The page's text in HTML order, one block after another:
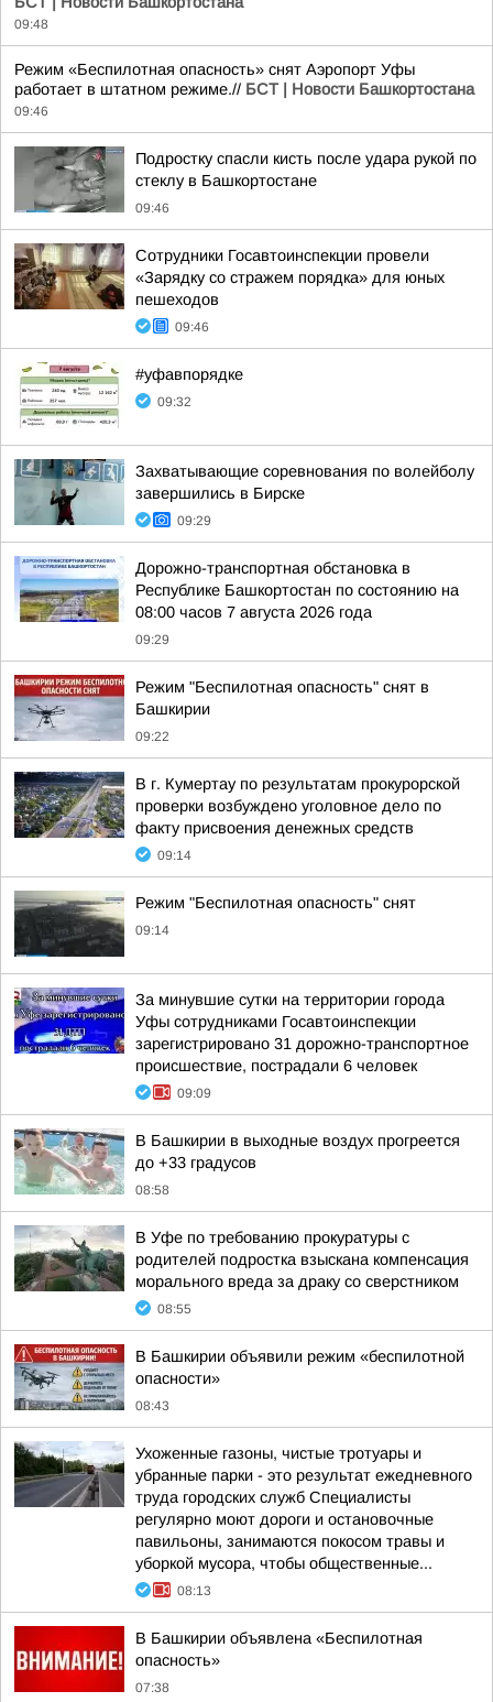
09:48
Режим «Беспилотная опасность» снят Аэропорт Уфы
работает в штатном режиме.// БСТ | Новости Башкортостана
09:46
Подростку спасли кисть после удара рукой по
стеклу в Башкортостане
09:46
Сотрудники Госавтоинспекции провели
«Зарядку со стражем порядка» для юных
пешеходов
09:46
#уфавпорядке
09:32
Захватывающие соревнования по волейболу
завершились в Бирске
09:29
Дорожно-транспортная обстановка в
Республике Башкортостан по состоянию на
08:00 часов 7 августа 2026 года
09:29
Режим "Беспилотная опасность" снят в
Башкирии
09:22
В г. Кумертау по результатам прокурорской
проверки возбуждено уголовное дело по
факту присвоения денежных средств
09:14
Режим "Беспилотная опасность" снят
09:14
За минувшие сутки на территории города
Уфы сотрудниками Госавтоинспекции
зарегистрировано 31 дорожно-транспортное
происшествие, пострадали 6 человек
09:09
В Башкирии в выходные воздух прогреется
до +33 градусов
08:58
В Уфе по требованию прокуратуры с
родителей подростка взыскана компенсация
морального вреда за драку со сверстником
08:55
В Башкирии объявили режим «беспилотной
опасности»
08:43
Ухоженные газоны, чистые тротуары и
убранные парки - это результат ежедневного
труда городских служб Специалисты
регулярно моют дороги и остановочные
павильоны, занимаются покосом травы и
уборкой мусора, чтобы общественные...
08:13
В Башкирии объявлена «Беспилотная
опасность»
07:38